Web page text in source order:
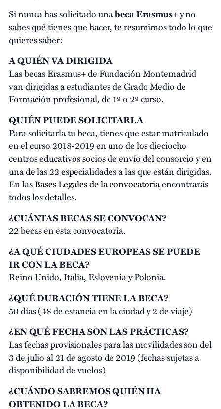
Si nunca has solicitado unabeca Erasmus+y no
sabes qué tienes que hacer, te resumimos todo lo que
quieres saber:
A QUIÉN VA DIRIGIDA
Las becas Erasmus+ de Fundación Montemadrid
van dirigidas a estudiantes de Grado Medio de
Formación profesional, de 1º o 2º curso.
QUIÉN PUEDE SOLICITARLA
Para solicitarla tu beca, tienes que estar matriculado
en el curso 2018-2019 en uno de los dieciocho
centros educativos socios de envío del consorcio y en
una de las 22 especialidades a las que están dirigidas.
En lasBases Legales de la convocatoriaencontrarás
todos los detalles.
¿CUÁNTAS BECAS SE CONVOCAN?
22 becas en esta convocatoria.
¿A QUÉ CIUDADES EUROPEAS SE PUEDE
IR CON LA BECA?
Reino Unido, Italia, Eslovenia y Polonia.
¿QUÉ DURACIÓN TIENE LA BECA?
50 días (48 de estancia en la ciudad y 2 de viaje)
¿EN QUÉ FECHA SON LAS PRÁCTICAS?
Las fechas provisionales para las movilidades son del
3 de julio al 21 de agosto de 2019 (fechas sujetas a
disponibilidad de vuelos)
¿CUÁNDO SABREMOS QUIÉN HA
OBTENIDO LA BECA?